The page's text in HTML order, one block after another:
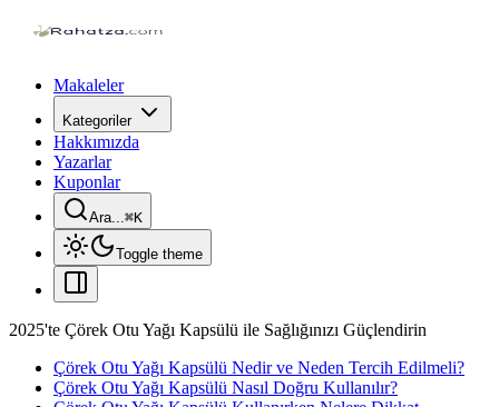
Makaleler
Kategoriler
Hakkımızda
Yazarlar
Kuponlar
Ara...⌘K
Toggle theme
2025'te Çörek Otu Yağı Kapsülü ile Sağlığınızı Güçlendirin
Çörek Otu Yağı Kapsülü Nedir ve Neden Tercih Edilmeli?
Çörek Otu Yağı Kapsülü Nasıl Doğru Kullanılır?